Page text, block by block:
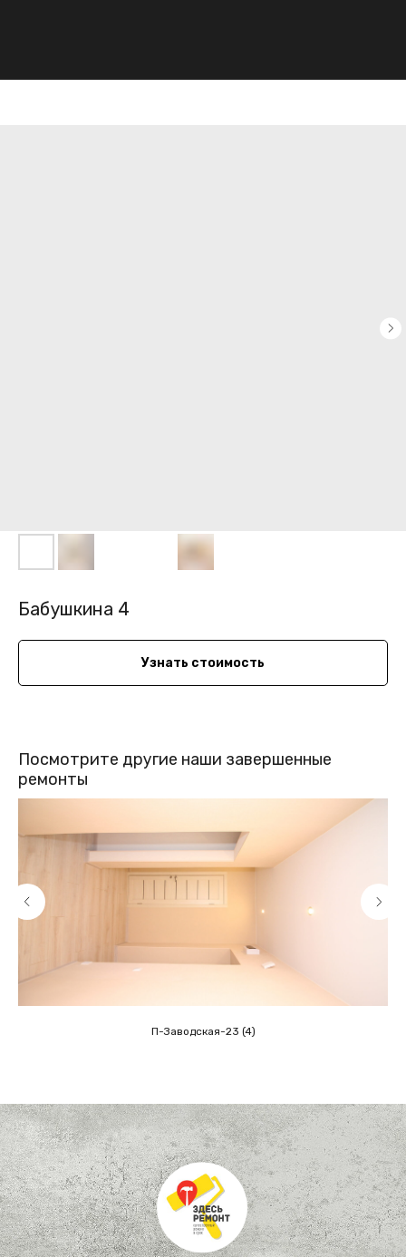
Бабушкина 4
Узнать стоимость
Посмотрите другие наши завершенные
ремонты
П-Заводская-23 (4)